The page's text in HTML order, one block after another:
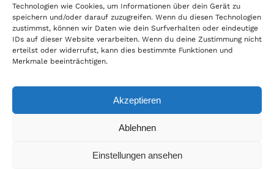
Technologien wie Cookies, um Informationen über dein Gerät zu
speichern und/oder darauf zuzugreifen. Wenn du diesen Technologien
zustimmst, können wir Daten wie dein Surfverhalten oder eindeutige
IDs auf dieser Website verarbeiten. Wenn du deine Zustimmung nicht
erteilst oder widerrufst, kann dies bestimmte Funktionen und
Merkmale beeinträchtigen.
Akzeptieren
Ablehnen
Einstellungen ansehen
Allgemeine Bedingungen & Konditionen
Allgemeine Bedingungen & Konditionen
Datenschutzbestimmungen
Scriptex